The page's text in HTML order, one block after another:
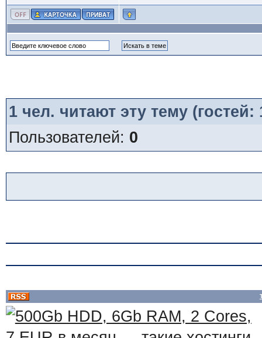
1чел. читают эту тему
Пользователей: 0